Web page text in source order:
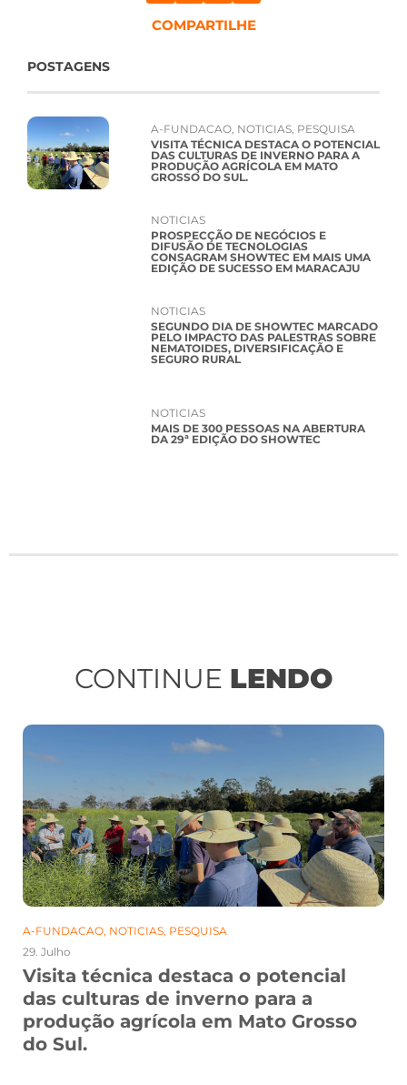
COMPARTILHE
POSTAGENS
A-FUNDACAO, NOTICIAS, PESQUISA
VISITA TÉCNICA DESTACA O POTENCIAL
DAS CULTURAS DE INVERNO PARA A
PRODUÇÃO AGRÍCOLA EM MATO
GROSSO DO SUL.
NOTICIAS
PROSPECÇÃO DE NEGÓCIOS E
DIFUSÃO DE TECNOLOGIAS
CONSAGRAM SHOWTEC EM MAIS UMA
EDIÇÃO DE SUCESSO EM MARACAJU
NOTICIAS
SEGUNDO DIA DE SHOWTEC MARCADO
PELO IMPACTO DAS PALESTRAS SOBRE
NEMATOIDES, DIVERSIFICAÇÃO E
SEGURO RURAL
NOTICIAS
MAIS DE 300 PESSOAS NA ABERTURA
DA 29ª EDIÇÃO DO SHOWTEC
CONTINUE LENDO
A-FUNDACAO, NOTICIAS, PESQUISA
29. Julho
Visita técnica destaca o potencial
das culturas de inverno para a
produção agrícola em Mato Grosso
do Sul.